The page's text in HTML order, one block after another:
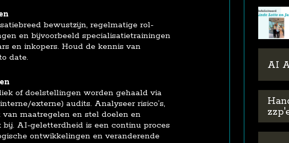
bewustzijn, regelmatige rol-
en bijvoorbeeld specialisatietrainingen
en inkopers. Houd de kennis van
date.
of doelstellingen worden gehaald via
externe) audits. Analyseer risico’s,
maatregelen en stel doelen en
bij. AI-geletterdheid is een continu proces
ontwikkelingen en veranderende
AI